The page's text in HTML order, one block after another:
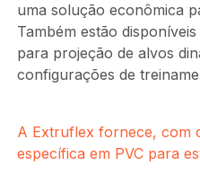
uma solução econômica
Também estão
para projeção de alvos
configurações de
A Extruflex fornece, com
específica em PVC para